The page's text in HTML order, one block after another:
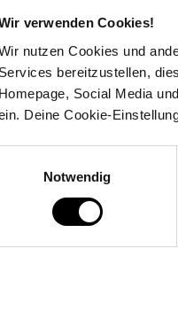
verwenden Cookies!
nutzen Cookies und
Services bereitzustellen,
Homepage, Social Media
Deine Cookie-
Notwendig
1 Regalboden verstellbar
höhenverstellbar (Hocker)